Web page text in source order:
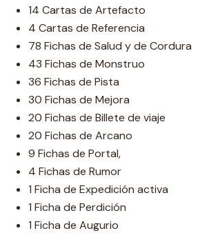
14 Cartas de Artefacto
4 Cartas de Referencia
78 Fichas de Salud y de Cordura
43 Fichas de Monstruo
36 Fichas de Pista
30 Fichas de Mejora
20 Fichas de Billete de viaje
20 Fichas de Arcano
9 Fichas de Portal,
4 Fichas de Rumor
1 Ficha de Expedición activa
1 Ficha de Perdición
1 Ficha de Augurio